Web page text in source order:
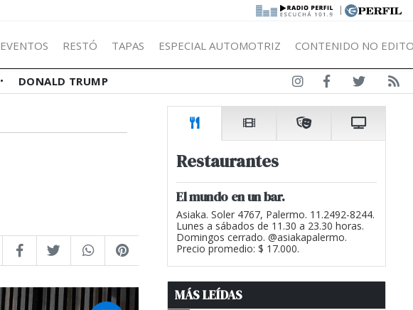
|
EVENTOS RESTÓ TAPAS ESPECIAL AUTOMOTRIZ CONTENIDO NO
DONALD TRUMP
Restaurantes
El mundo en un bar.
Asiaka. Soler 4767, Palermo. 11.2492-8244.
Lunes a sábados de 11.30 a 23.30 horas.
Domingos cerrado. @asiakapalermo.
Precio promedio: $ 17.000.
MÁS LEÍDAS